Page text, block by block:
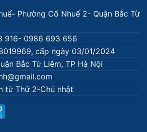
Phường Cổ Nhuế 2- Quận Bắc Từ
916- 0986 693 656
cấp ngày 03/01/2024
Bắc Từ Liêm, TP Hà Nội
từ Thứ 2-Chủ nhật